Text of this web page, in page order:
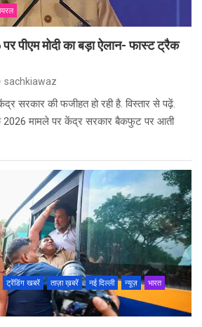
पीएम मोदी का बड़ा ऐलान- फास्ट ट्रैक
sachkiawaz
सरकार की फजीहत हो रही है. विस्तार से पढ़ें.
2026 मामले पर केंद्र सरकार बैकफुट पर आती
ट्रेंडिंग खबरें ताज़ा ख़बरें नई दिल्ली न्यूज़
भारत